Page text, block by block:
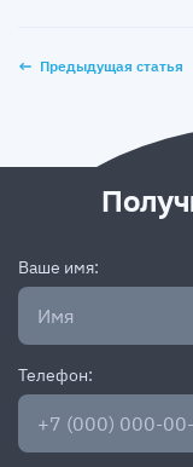
Предыдущая статья
Ваше имя:
Телефон: